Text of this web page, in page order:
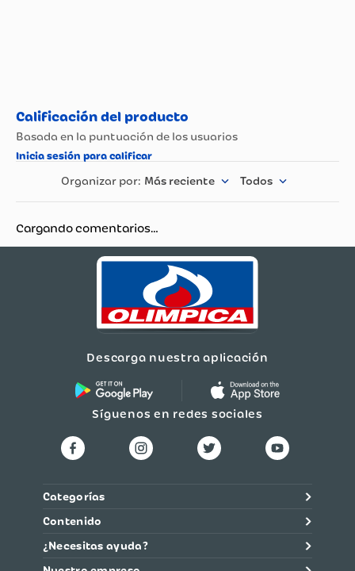
Más reciente Todos
Cargando comentarios…
Descarga nuestra aplicación
Síguenos en redes sociales
Categorías
Contenido
¿Necesitas ayuda?